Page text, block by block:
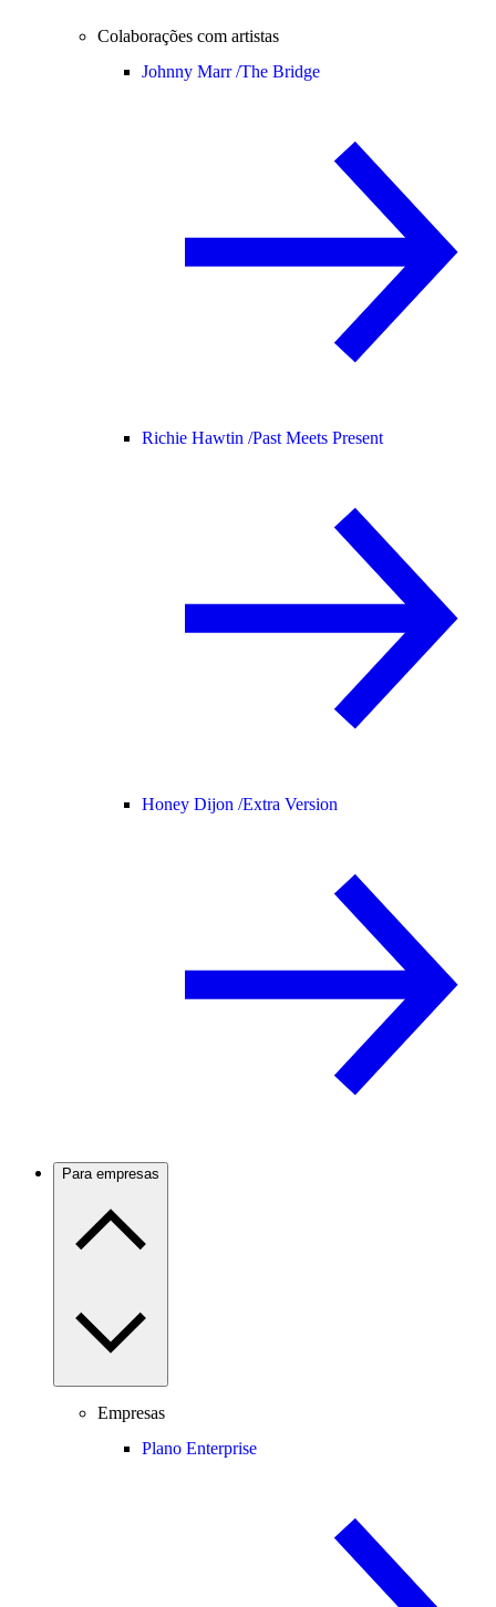
Colaborações com artistas
Johnny Marr /The Bridge
Richie Hawtin /Past Meets Present
Honey Dijon /Extra Version
Para empresas
Empresas
Plano Enterprise